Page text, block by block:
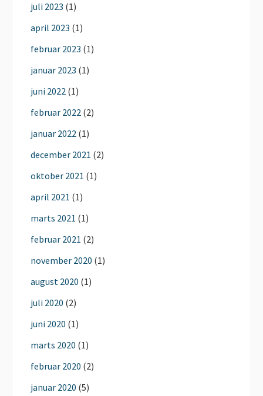
juli 2023 (1)
april 2023 (1)
februar 2023 (1)
januar 2023 (1)
juni 2022 (1)
februar 2022 (2)
januar 2022 (1)
december 2021 (2)
oktober 2021 (1)
april 2021 (1)
marts 2021 (1)
februar 2021 (2)
november 2020 (1)
august 2020 (1)
juli 2020 (2)
juni 2020 (1)
marts 2020 (1)
februar 2020 (2)
januar 2020 (5)